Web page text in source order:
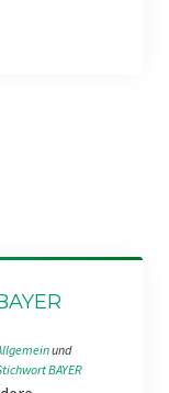
und
BAYER